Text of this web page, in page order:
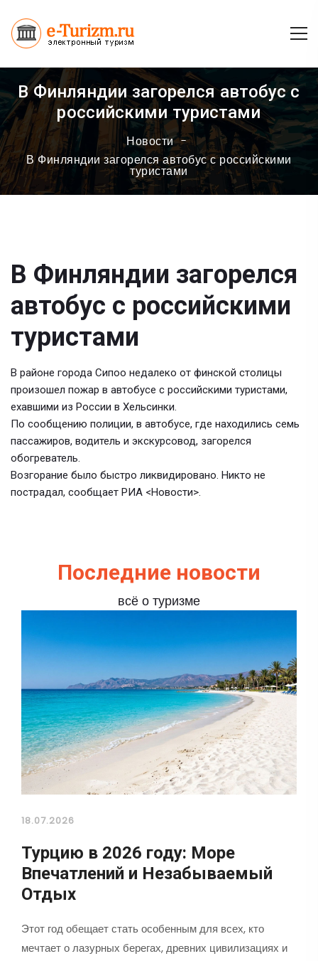
В Финляндии загорелся автобус с
российскими туристами
Новости
В Финляндии загорелся автобус с российскими
туристами
В Финляндии загорелся
автобус с российскими
туристами
В районе города Сипоо недалеко от финской столицы
произошел пожар в автобусе с российскими туристами,
ехавшими из России в Хельсинки.
По сообщению полиции, в автобусе, где находились семь
пассажиров, водитель и экскурсовод, загорелся
обогреватель.
Возгорание было быстро ликвидировано. Никто не
пострадал, сообщает РИА <Новости>.
Последние новости
всё о туризме
18.07.2026
Турцию в 2026 году: Море
Впечатлений и Незабываемый
Отдых
Этот год обещает стать особенным для всех, кто
мечтает о лазурных берегах, древних цивилизациях и